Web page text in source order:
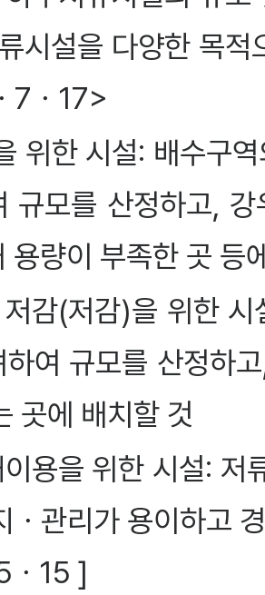
시설을 다양한 목
7ㆍ17>
위한 시설: 배수구
규모를 산정하고,
용량이 부족한 곳 등
감(저감)을 위한
여 규모를 산정하
곳에 배치할 것
용을 위한 시설: 저
ㆍ관리가 용이하고
ㆍ15 ]